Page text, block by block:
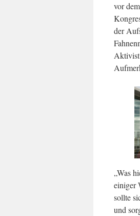
vor
der
„Was
einiger
sollte
und